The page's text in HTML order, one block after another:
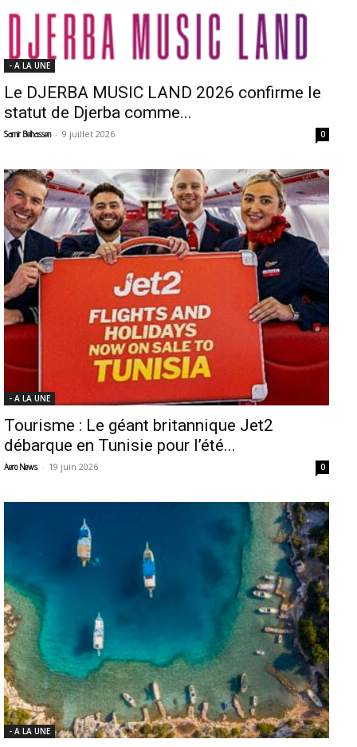
- A LA UNE
Le DJERBA MUSIC LAND 2026 confirme le
statut de Djerba comme...
Samir Belhassen - 9 juillet 2026 0
- A LA UNE
Tourisme : Le géant britannique Jet2
débarque en Tunisie pour l’été...
Aero News - 19 juin 2026 0
- A LA UNE